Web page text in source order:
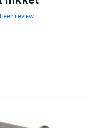
een review